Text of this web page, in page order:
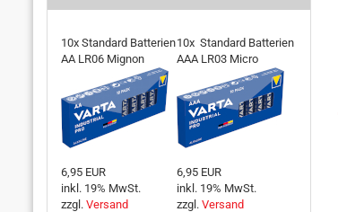
10x Standard Batterien
AA LR06 Mignon
6,95 EUR
inkl. 19% MwSt.
zzgl. Versand
10x Standard Batterien
AAA LR03 Micro
6,95 EUR
inkl. 19% MwSt.
zzgl. Versand